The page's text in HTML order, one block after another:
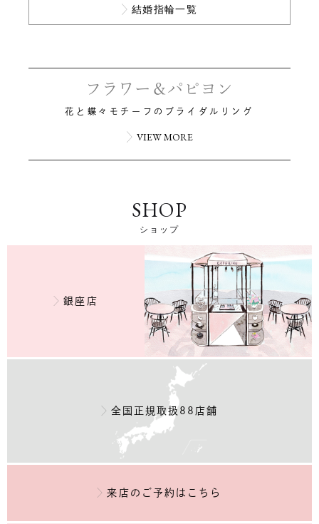
結婚指輪一覧
花と蝶々モチーフのブライダルリング
VIEW MORE
SHOP
ショップ
銀座店
全国正規取扱88店舗
来店のご予約 はこちら